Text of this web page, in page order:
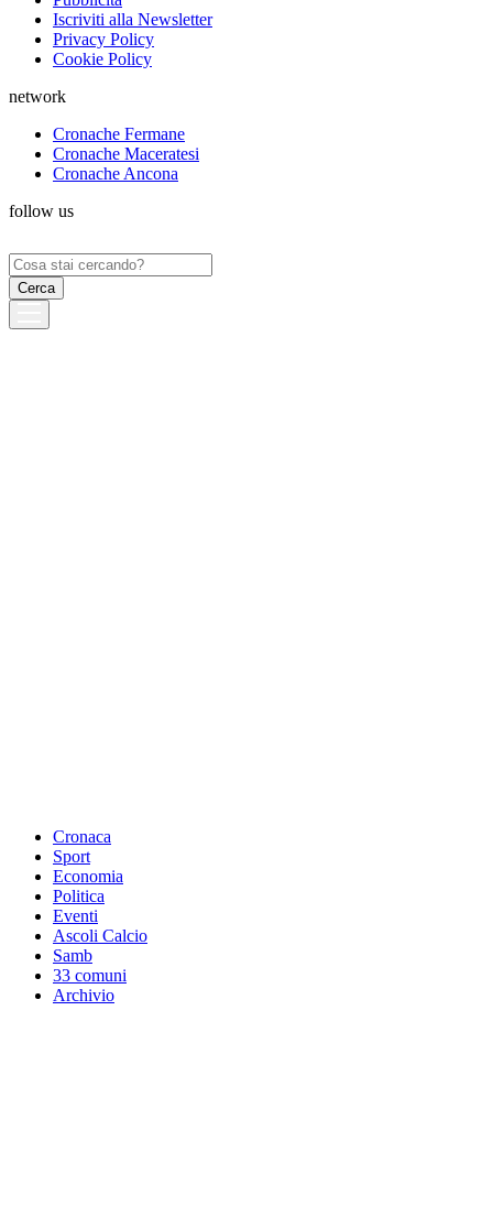
Iscriviti alla Newsletter
Privacy Policy
Cookie Policy
network
Cronache Fermane
Cronache Maceratesi
Cronache Ancona
follow us
Ricerca
per:
Cronaca
Sport
Economia
Politica
Eventi
Ascoli Calcio
Samb
33 comuni
Archivio